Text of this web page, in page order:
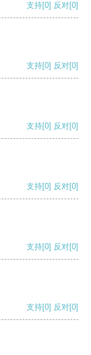
支持[0] 反对[0]
支持[0] 反对[0]
支持[0] 反对[0]
支持[0] 反对[0]
支持[0] 反对[0]
支持[0] 反对[0]